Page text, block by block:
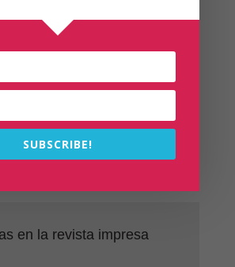
comienza a bajar, Madrid muestra
1 2 3 4 5
... » Última »
en la revista impresa
SUBSCRIBE!